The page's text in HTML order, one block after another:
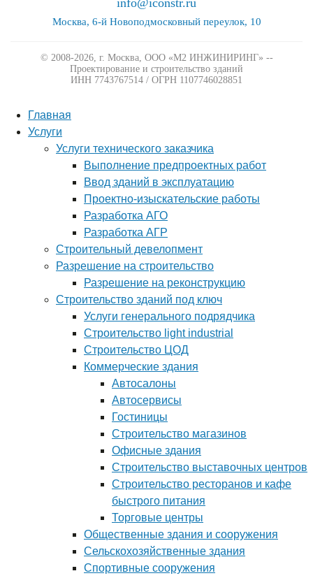
info@iconstr.ru
Москва, 6-й Новоподмосковный переулок, 10
© 2008-2026, г. Москва, ООО «М2 ИНЖИНИРИНГ» --
Проектирование и строительство зданий
ИНН 7743767514 / ОГРН 1107746028851
Главная
Услуги
Услуги технического заказчика
Выполнение предпроектных работ
Ввод зданий в эксплуатацию
Проектно-изыскательские работы
Разработка АГО
Разработка АГР
Строительный девелопмент
Разрешение на строительство
Разрешение на реконструкцию
Строительство зданий под ключ
Услуги генерального подрядчика
Строительство light industrial
Строительство ЦОД
Коммерческие здания
Автосалоны
Автосервисы
Гостиницы
Строительство магазинов
Офисные здания
Строительство выставочных центров
Строительство ресторанов и кафе
быстрого питания
Торговые центры
Общественные здания и сооружения
Сельскохозяйственные здания
Спортивные сооружения